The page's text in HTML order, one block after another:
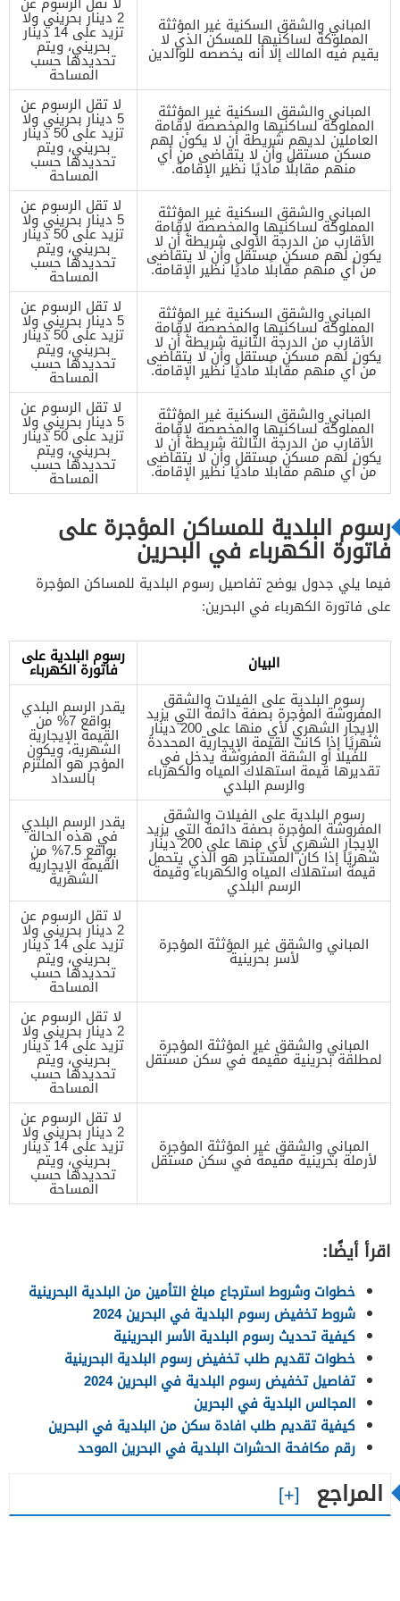
المباني والشقق السكنية غير المؤثثة
المملوكة لساكنيها للمسكن الذي لا
يقيم فيه المالك إلا أنه يخصصه للوالدين
2 دينار بحريني ولا
تزيد على 14 دينار
بحريني، ويتم
تحديدها حسب
المساحة
المباني والشقق السكنية غير المؤثثة
المملوكة لساكنيها والمخصصة لإقامة
العاملين لديهم شريطة أن لا يكون لهم
مسكن مستقل وأن لا يتقاضى من أي
منهم مقابلًا ماديًا نظير الإقامة.
لا تقل الرسوم عن
5 دينار بحريني ولا
تزيد على 50 دينار
بحريني، ويتم
تحديدها حسب
المساحة
المباني والشقق السكنية غير المؤثثة
المملوكة لساكنيها والمخصصة لإقامة
الأقارب من الدرجة الأولى شريطة أن لا
يكون لهم مسكن مستقل وأن لا يتقاضى
من أي منهم مقابلًا ماديًا نظير الإقامة.
لا تقل الرسوم عن
5 دينار بحريني ولا
تزيد على 50 دينار
بحريني، ويتم
تحديدها حسب
المساحة
المباني والشقق السكنية غير المؤثثة
المملوكة لساكنيها والمخصصة لإقامة
الأقارب من الدرجة الثانية شريطة أن لا
يكون لهم مسكن مستقل وأن لا يتقاضى
من أي منهم مقابلًا ماديًا نظير الإقامة.
لا تقل الرسوم عن
5 دينار بحريني ولا
تزيد على 50 دينار
بحريني، ويتم
تحديدها حسب
المساحة
المباني والشقق السكنية غير المؤثثة
المملوكة لساكنيها والمخصصة لإقامة
الأقارب من الدرجة الثالثة شريطة أن لا
يكون لهم مسكن مستقل وأن لا يتقاضى
من أي منهم مقابلًا ماديًا نظير الإقامة.
لا تقل الرسوم عن
5 دينار بحريني ولا
تزيد على 50 دينار
بحريني، ويتم
تحديدها حسب
المساحة
رسوم البلدية للمساكن المؤجرة على
فاتورة الكهرباء في البحرين
فيما يلي جدول يوضح تفاصيل رسوم البلدية للمساكن المؤجرة
على فاتورة الكهرباء في البحرين:
البيان رسوم البلدية على
فاتورة الكهرباء
رسوم البلدية على الفيلات والشقق
المفروشة المؤجرة بصفة دائمة التي يزيد
الإيجار الشهري لأي منها على 200 دينار
شهريًا إذا كانت القيمة الإيجارية المحددة
للفيلا أو الشقة المفروشة يدخل في
تقديرها قيمة استهلاك المياه والكهرباء
والرسم البلدي
يقدر الرسم البلدي
بواقع 7% من
القيمة الإيجارية
الشهرية، ويكون
المؤجر هو الملتزم
بالسداد
رسوم البلدية على الفيلات والشقق
المفروشة المؤجرة بصفة دائمة التي يزيد
الإيجار الشهري لأي منها على 200 دينار
شهريًا إذا كان المستأجر هو الذي يتحمل
قيمة استهلاك المياه والكهرباء وقيمة
الرسم البلدي
يقدر الرسم البلدي
في هذه الحالة
بواقع 7.5% من
القيمة الإيجارية
الشهرية
المباني والشقق غير المؤثثة المؤجرة
لأسر بحرينية
لا تقل الرسوم عن
2 دينار بحريني ولا
تزيد على 14 دينار
بحريني، ويتم
تحديدها حسب
المساحة
المباني والشقق غير المؤثثة المؤجرة
لمطلقة بحرينية مقيمة في سكن مستقل
لا تقل الرسوم عن
2 دينار بحريني ولا
تزيد على 14 دينار
بحريني، ويتم
تحديدها حسب
المساحة
المباني والشقق غير المؤثثة المؤجرة
لأرملة بحرينية مقيمة في سكن مستقل
لا تقل الرسوم عن
2 دينار بحريني ولا
تزيد على 14 دينار
بحريني، ويتم
تحديدها حسب
المساحة
اقرأ أيضًا:
خطوات وشروط استرجاع مبلغ التأمين من البلدية البحرينية
شروط تخفيض رسوم البلدية في البحرين 2024
كيفية تحديث رسوم البلدية الأسر البحرينية
خطوات تقديم طلب تخفيض رسوم البلدية البحرينية
تفاصيل تخفيض رسوم البلدية في البحرين 2024
المجالس البلدية في البحرين
كيفية تقديم طلب افادة سكن من البلدية في البحرين
رقم مكافحة الحشرات البلدية في البحرين الموحد
المراجع